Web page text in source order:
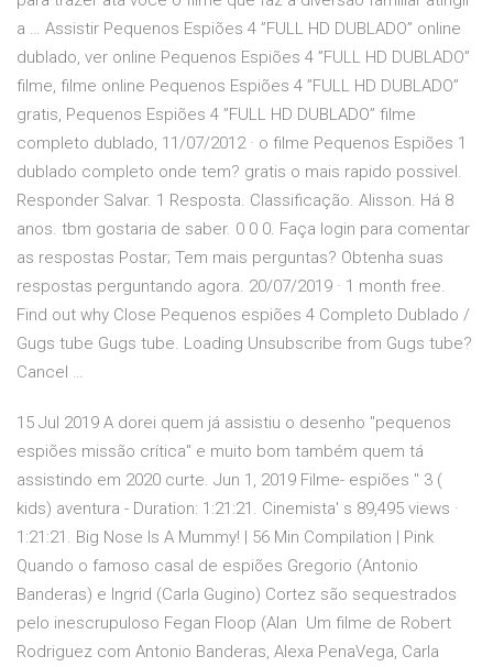
a … Assistir Pequenos Espiões 4 ”FULL HD DUBLADO” online
dublado, ver online Pequenos Espiões 4 ”FULL HD DUBLADO”
filme, filme online Pequenos Espiões 4 ”FULL HD DUBLADO”
gratis, Pequenos Espiões 4 ”FULL HD DUBLADO” filme
completo dublado, 11/07/2012 · o filme Pequenos Espiões 1
dublado completo onde tem? gratis o mais rapido possivel.
Responder Salvar. 1 Resposta. Classificação. Alisson. Há 8
anos. tbm gostaria de saber. 0 0 0. Faça login para comentar
as respostas Postar; Tem mais perguntas? Obtenha suas
respostas perguntando agora. 20/07/2019 · 1 month free.
Find out why Close Pequenos espiões 4 Completo Dublado /
Gugs tube Gugs tube. Loading Unsubscribe from Gugs tube?
Cancel …
15 Jul 2019 A dorei quem já assistiu o desenho "pequenos
espiões missão crítica" e muito bom também quem tá
assistindo em 2020 curte. Jun 1, 2019 Filme- espiões " 3 (
kids) aventura - Duration: 1:21:21. Cinemista' s 89,495 views ·
1:21:21. Big Nose Is A Mummy! | 56 Min Compilation | Pink
Quando o famoso casal de espiões Gregorio (Antonio
Banderas) e Ingrid (Carla Gugino) Cortez são sequestrados
pelo inescrupuloso Fegan Floop (Alan Um filme de Robert
Rodriguez com Antonio Banderas, Alexa PenaVega, Carla